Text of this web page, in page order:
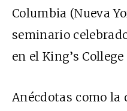
Columbia (Nueva
seminario
en el King’s
Anécdotas como la